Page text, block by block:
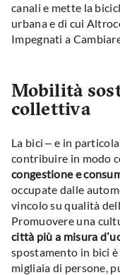
canali e mette la
urbana e di cui
Impegnati a
Mobilità
collettiva
La bici – e in
contribuire in modo
congestione e
occupate dalle
vincolo su qualità
Promuovere una
città più a misura
spostamento in bici
migliaia di persone,